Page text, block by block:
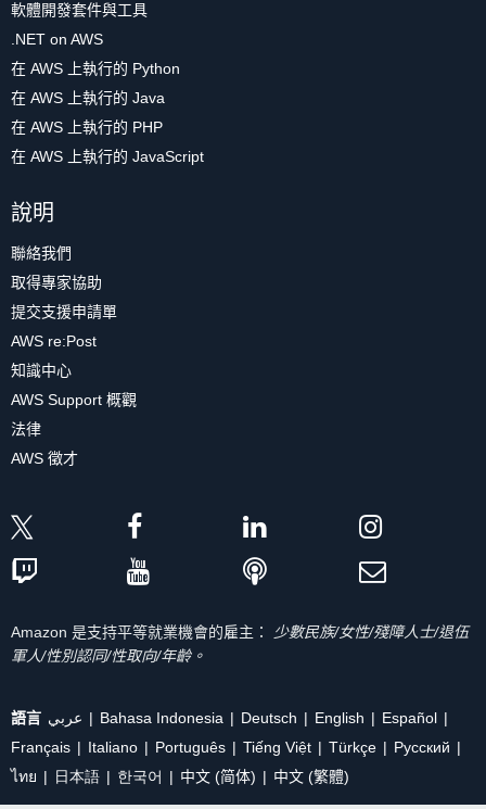
軟體開發套件與工具
.NET on AWS
在 AWS 上執行的 Python
在 AWS 上執行的 Java
在 AWS 上執行的 PHP
在 AWS 上執行的 JavaScript
說明
聯絡我們
取得專家協助
提交支援申請單
AWS re:Post
知識中心
AWS Support 概觀
法律
AWS 徵才
Amazon 是支持平等就業機會的雇主：
少數民族/女性/殘障人士/退伍
軍人/性別認同/性取向/年齡。
語言 عربي Bahasa Indonesia Deutsch English
Español
Français
Italiano Português Tiếng Việt Türkçe
Ρусский
ไทย
日本語 한국어 中文 (简体) 中文 (繁體)